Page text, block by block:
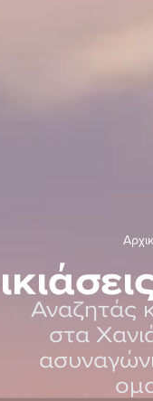
Αναζητάς
στα